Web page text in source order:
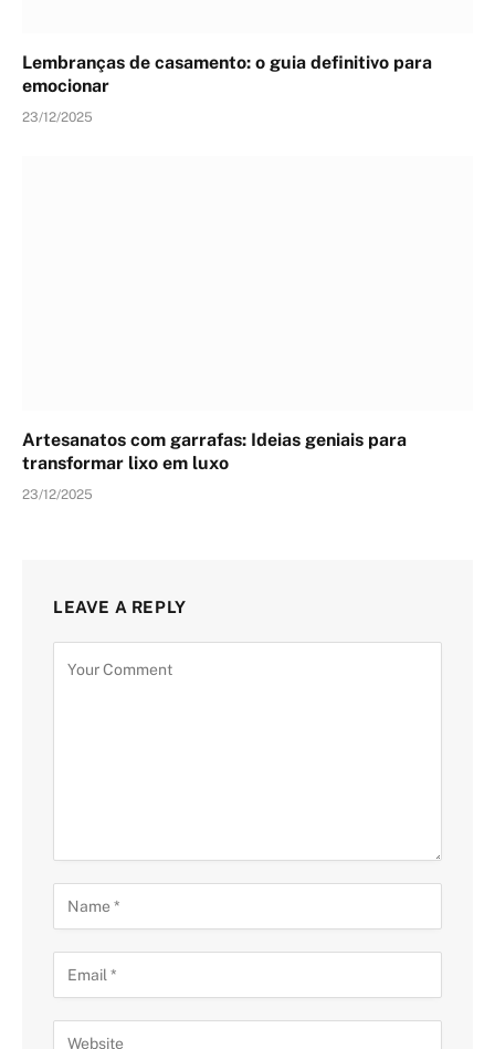
Lembranças de casamento: o guia definitivo para
emocionar
23/12/2025
Artesanatos com garrafas: Ideias geniais para
transformar lixo em luxo
23/12/2025
LEAVE A REPLY